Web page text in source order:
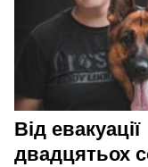
Від евакуації
двадцятьох